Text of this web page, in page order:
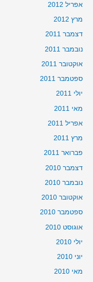
אפריל 2012
מרץ 2012
דצמבר 2011
נובמבר 2011
אוקטובר 2011
ספטמבר 2011
יולי 2011
מאי 2011
אפריל 2011
מרץ 2011
פברואר 2011
דצמבר 2010
נובמבר 2010
אוקטובר 2010
ספטמבר 2010
אוגוסט 2010
יולי 2010
יוני 2010
מאי 2010